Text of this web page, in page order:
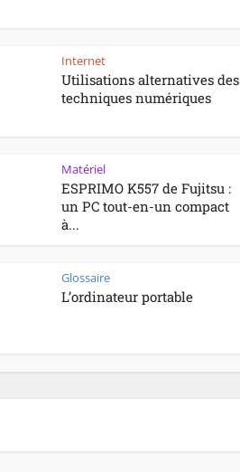
Internet
Utilisations alternatives des
techniques numériques
Matériel
ESPRIMO K557 de Fujitsu :
un PC tout-en-un compact
à...
Glossaire
L’ordinateur portable